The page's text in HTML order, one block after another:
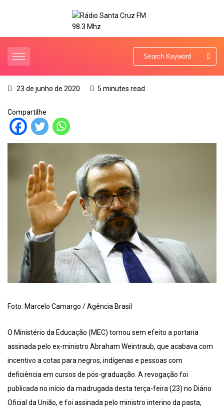
23 de junho de 2020 5 minutes read
Compartilhe
Foto: Marcelo Camargo / Agência Brasil
O Ministério da Educação (MEC) tornou sem efeito a portaria
assinada pelo ex-ministro Abraham Weintraub, que acabava com
incentivo a cotas para negros, indígenas e pessoas com
deficiência em cursos de pós-graduação. A revogação foi
publicada no início da madrugada desta terça-feira (23) no Diário
Oficial da União, e foi assinada pelo ministro interino da pasta,